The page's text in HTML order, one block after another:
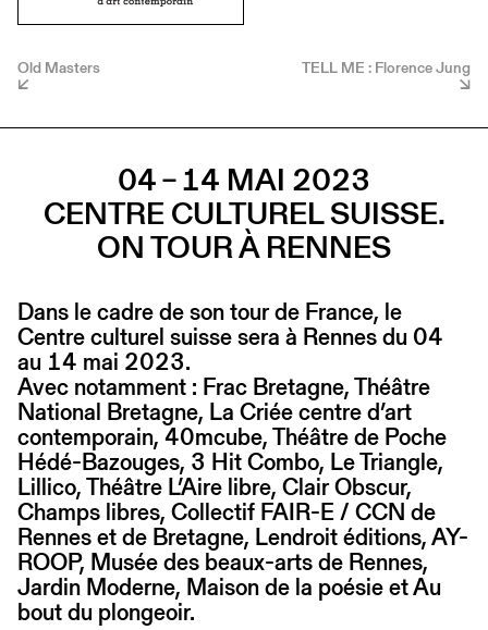
Old Masters TELL ME : Florence Jung
04 – 14 MAI 2023
CENTRE CULTUREL SUISSE.
ON TOUR À RENNES
Dans le cadre de son tour de France, le
Centre culturel suisse sera à Rennes du 04
au 14 mai 2023.
Avec notamment : Frac Bretagne, Théâtre
National Bretagne, La Criée centre d’art
contemporain, 40mcube, Théâtre de Poche
Hédé-Bazouges, 3 Hit Combo, Le Triangle,
Lillico, Théâtre L’Aire libre, Clair Obscur,
Champs libres, Collectif FAIR-E / CCN de
Rennes et de Bretagne, Lendroit éditions, AY-
ROOP, Musée des beaux-arts de Rennes,
Jardin Moderne, Maison de la poésie et Au
bout du plongeoir.